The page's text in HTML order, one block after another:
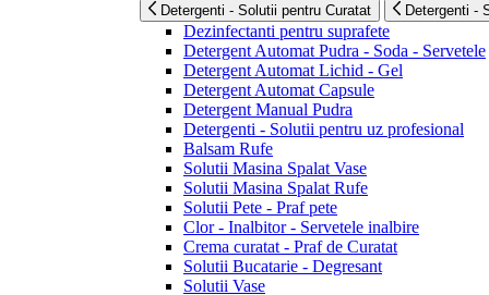
Detergenti - Solutii pentru Curatat Detergenti -
Dezinfectanti pentru suprafete
Detergent Automat Pudra - Soda - Servetele
Detergent Automat Lichid - Gel
Detergent Automat Capsule
Detergent Manual Pudra
Detergenti - Solutii pentru uz profesional
Balsam Rufe
Solutii Masina Spalat Vase
Solutii Masina Spalat Rufe
Solutii Pete - Praf pete
Clor - Inalbitor - Servetele inalbire
Crema curatat - Praf de Curatat
Solutii Bucatarie - Degresant
Solutii Vase